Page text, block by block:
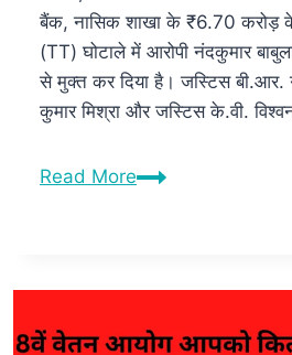
बैंक, नासिक शाखा के ₹6.70 करोड़
(TT) घोटाले में आरोपी नंदकुमार
से मुक्त कर दिया है। जस्टिस बी.आर.
कुमार मिश्रा और जस्टिस के.वी.
Read More